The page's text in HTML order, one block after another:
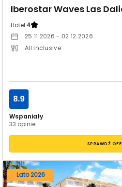
Iberostar Waves Las
Hotel:4
25.11.2026 - 02.12.2026
All Inclusive
Wspaniały
33 opinie
8.9
SPRAWDŹ
Lato 2026